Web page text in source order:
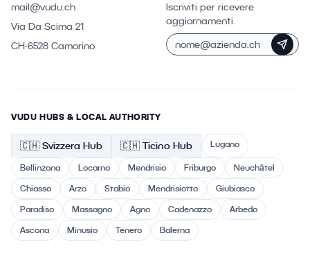
mail@vudu.ch
Via Da Scima 21
CH-6528 Camorino
Iscriviti per ricevere
aggiornamenti.
VUDU HUBS & LOCAL AUTHORITY
🇨🇭 Svizzera Hub 🇨🇭 Ticino Hub Lugano
Bellinzona Locarno Mendrisio Friburgo
Neuchâtel
Chiasso
Arzo Stabio Mendrisiotto
Giubiasco
Paradiso
Massagno Agno Cadenazzo
Arbedo
Ascona
Minusio Tenero Balerna